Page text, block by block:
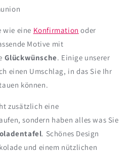
wie eine Konfirmation oder
Motive mit
Glückwünsche. Einige unserer
einen Umschlag, in das Sie Ihr
können.
zusätzlich eine
sondern haben alles was Sie
. Schönes Design
und einem nützlichen